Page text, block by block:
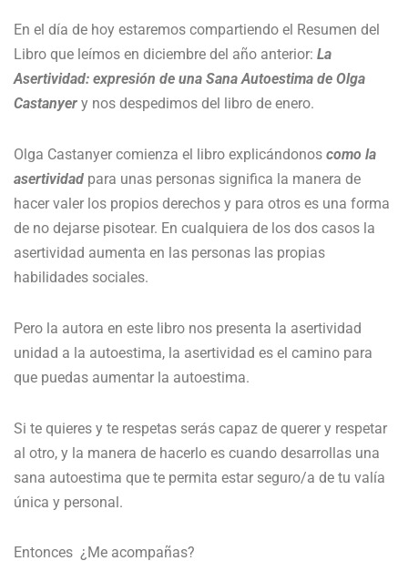
En el día de hoy estaremos compartiendo el Resumen del
Libro que leímos en diciembre del año anterior: La
Asertividad: expresión de una Sana Autoestima de Olga
Castanyer y nos despedimos del libro de enero.
Olga Castanyer comienza el libro explicándonos como la
asertividad para unas personas significa la manera de
hacer valer los propios derechos y para otros es una forma
de no dejarse pisotear. En cualquiera de los dos casos la
asertividad aumenta en las personas las propias
habilidades sociales.
Pero la autora en este libro nos presenta la asertividad
unidad a la autoestima, la asertividad es el camino para
que puedas aumentar la autoestima.
Si te quieres y te respetas serás capaz de querer y respetar
al otro, y la manera de hacerlo es cuando desarrollas una
sana autoestima que te permita estar seguro/a de tu valía
única y personal.
Entonces ¿Me acompañas?